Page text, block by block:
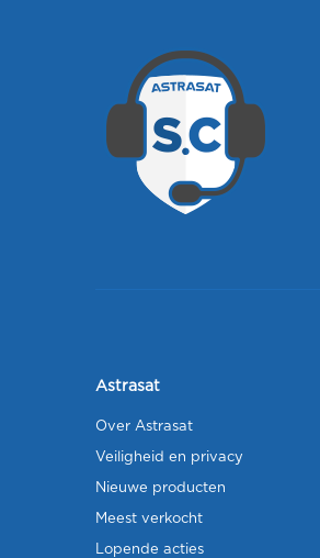
Astrasat
Over Astrasat
Veiligheid en privacy
Nieuwe producten
Meest verkocht
Lopende acties